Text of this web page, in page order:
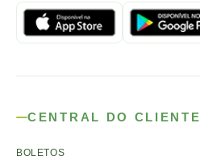
CENTRAL DO CLIENTE
BOLETOS